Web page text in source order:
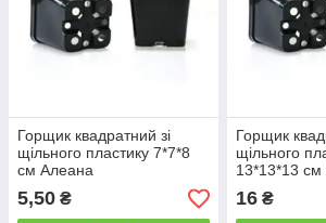
Горщик квадратний зі
щільного пластику 7*7*8
см Алеана
5,50 ₴
Горщик
щільного
13*13*13
16₴